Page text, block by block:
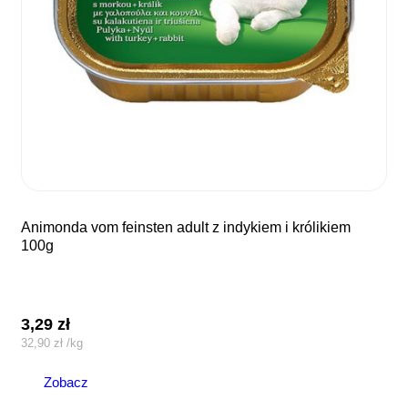
animonda vom feinsten adult z indykiem i królikiem
100g
3,29zł
32,90zł /kg
Zobacz